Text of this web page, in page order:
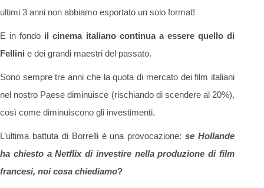
ultimi 3 anni non abbiamo esportato un solo format!
E in fondo il cinema italiano continua a essere quello di
Fellini e dei grandi maestri del passato.
Sono sempre tre anni che la quota di mercato dei film italiani
nel nostro Paese diminuisce (rischiando di scendere al 20%),
così come diminuiscono gli investimenti.
L’ultima battuta di Borrelli è una provocazione:se Hollande
ha chiesto a Netflix di investire nella produzione di film
francesi, noi cosa chiediamo?